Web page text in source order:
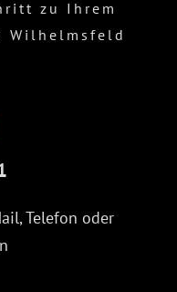
zu Ihrem
Wilhelmsfeld
Telefon oder